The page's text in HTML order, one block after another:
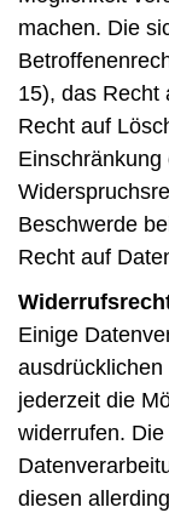
machen. Die
15), das Recht
Recht auf
Beschwerde
Recht auf
Einige
jederzeit die
widerrufen.
diesen